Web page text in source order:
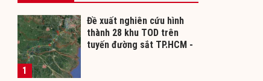
1
Đề xuất nghiên cứu hình
thành 28 khu TOD trên
tuyến đường sắt TP.HCM -